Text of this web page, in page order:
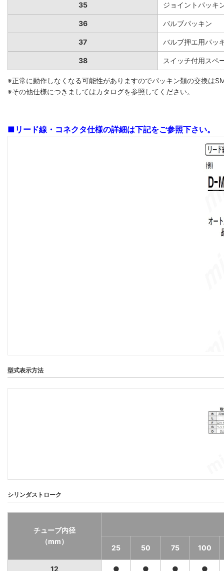
35 ジョイントパッキ
36 バルブパッキン
37 バルブ押エ用パッ
38 スイッチ付用スペ
※正常に動作しなくなる可能性がありますのでパッキン類の交換は
※その他仕様につきましてはカタログを参照してください。
■リード線・コネクタ仕様の詳細は下記をご参照下さい。
型式表示方法
シリンダストローク
チューブ内径
（mm）
25 50 75 100
12 ● ● ● ●